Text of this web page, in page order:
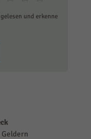
und erkenne
Geldern